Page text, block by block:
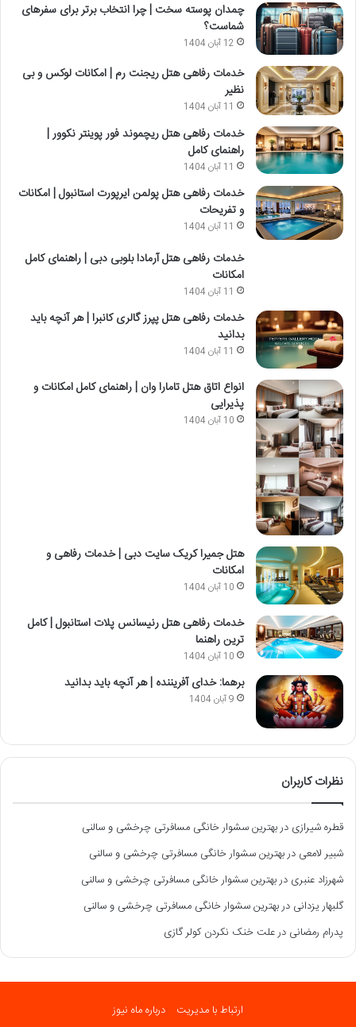
چمدان پوسته سخت | چرا انتخاب برتر برای سفرهای
شماست؟
12 آبان 1404
خدمات رفاهی هتل ریجنت رم | امکانات لوکس و بی
نظیر
11 آبان 1404
خدمات رفاهی هتل ریچموند فور پوینتر نکوور |
راهنمای کامل
11 آبان 1404
خدمات رفاهی هتل پولمن ایرپورت استانبول | امکانات
و تفریحات
11 آبان 1404
خدمات رفاهی هتل آرمادا بلوبی دبی | راهنمای کامل
امکانات
11 آبان 1404
خدمات رفاهی هتل پپرز گالری کانبرا | هر آنچه باید
بدانید
11 آبان 1404
انواع اتاق هتل تامارا وان | راهنمای کامل امکانات و
پذیرایی
10 آبان 1404
هتل جمیرا کریک سایت دبی | خدمات رفاهی و
امکانات
10 آبان 1404
خدمات رفاهی هتل رنیسانس پلات استانبول | کامل
ترین راهنما
10 آبان 1404
برهما: خدای آفریننده | هر آنچه باید بدانید
9 آبان 1404
نظرات کاربران
قطره شیرازی دربهترین سشوار خانگی مسافرتی چرخشی و سالنی
شبیر لامعی دربهترین سشوار خانگی مسافرتی چرخشی و سالنی
شهرزاد عنبری دربهترین سشوار خانگی مسافرتی چرخشی و سالنی
گلبهار یزدانی دربهترین سشوار خانگی مسافرتی چرخشی و سالنی
پدرام رمضانی درعلت خنک نکردن کولر گازی
ارتباط با مدیریت درباره ماه نیوز